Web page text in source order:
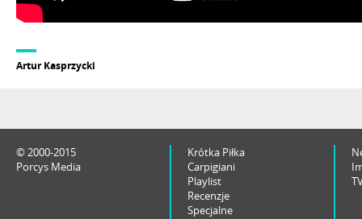
Artur Kasprzycki
© 2000-2015
Porcys Media
Krótka Piłka
Carpigiani
Playlist
Recenzje
Specjalne